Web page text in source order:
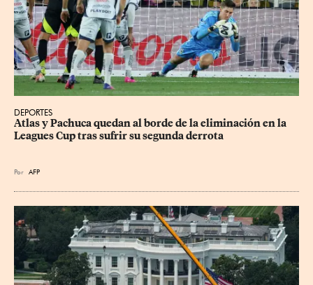
DEPORTES
Atlas y Pachuca quedan al borde de la eliminación en la
Leagues Cup tras sufrir su segunda derrota
Por AFP